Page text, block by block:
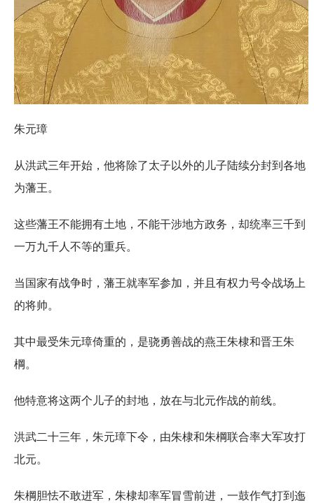
朱元璋
从洪武三年开始，他将除了太子以外的儿子陆续分封到各地
为藩王。
这些藩王不能拥有土地，不能干涉地方政务，却统率三千到
一万九千人不等的重兵。
当国家有战争时，藩王就率军参加，并且有权力号令战场上
的将帅。
其中最受朱元璋倚重的，是骁勇善战的燕王朱棣和晋王朱
棡。
他特意将这两个儿子的封地，放在与北元作战的前线。
洪武二十三年，朱元璋下令，由朱棣和朱棡联合率大军攻打
北元。
朱棡胆怯不敢进军，朱棣却率军冒雪前进，一鼓作气打到迤